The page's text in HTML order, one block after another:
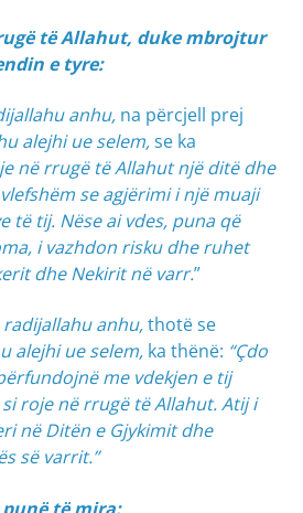
të Allahut, duke mbrojtur
e tyre:
anhu, na përcjell prej
alejhi ue selem,se ka
në rrugë të Allahut një ditë dhe
se agjërimi i një muaji
të tij. Nëse ai vdes, puna që
i vazhdon risku dhe ruhet
dhe Nekirit në varr.”
radijallahu anhu,thotë se
alejhi ue selem, ka thënë: “Çdo
me vdekjen e tij
roje në rrugë të Allahut. Atij i
në Ditën e Gjykimit dhe
së varrit.”